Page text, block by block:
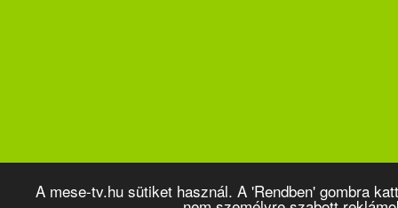
A mese-tv.hu sütiket használ. A 'Rendben' gombra